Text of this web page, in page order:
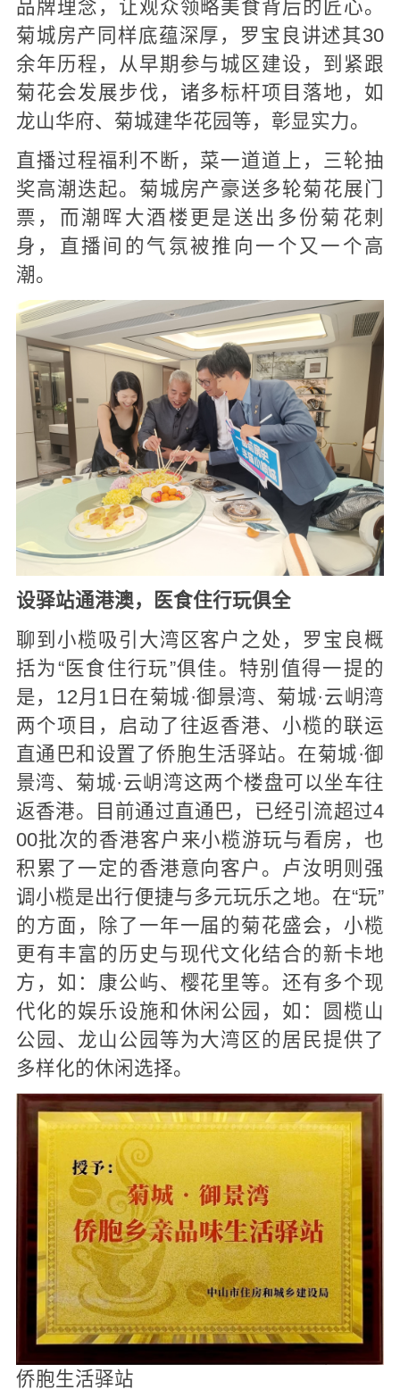
品牌理念，让观众领略美食背后的匠心。
菊城房产同样底蕴深厚，罗宝良讲述其30
余年历程，从早期参与城区建设，到紧跟
菊花会发展步伐，诸多标杆项目落地，如
龙山华府、菊城建华花园等，彰显实力。
直播过程福利不断，菜一道道上，三轮抽
奖高潮迭起。菊城房产豪送多轮菊花展门
票，而潮晖大酒楼更是送出多份菊花刺
身，直播间的气氛被推向一个又一个高
潮。
设驿站通港澳，医食住行玩俱全
聊到小榄吸引大湾区客户之处，罗宝良概
括为“医食住行玩”俱佳。特别值得一提的
是，12月1日在菊城·御景湾、菊城·云岄湾
两个项目，启动了往返香港、小榄的联运
直通巴和设置了侨胞生活驿站。在菊城·御
景湾、菊城·云岄湾这两个楼盘可以坐车往
返香港。目前通过直通巴，已经引流超过4
00批次的香港客户来小榄游玩与看房，也
积累了一定的香港意向客户。卢汝明则强
调小榄是出行便捷与多元玩乐之地。在“玩”
的方面，除了一年一届的菊花盛会，小榄
更有丰富的历史与现代文化结合的新卡地
方，如：康公屿、樱花里等。还有多个现
代化的娱乐设施和休闲公园，如：圆榄山
公园、龙山公园等为大湾区的居民提供了
多样化的休闲选择。
侨胞生活驿站